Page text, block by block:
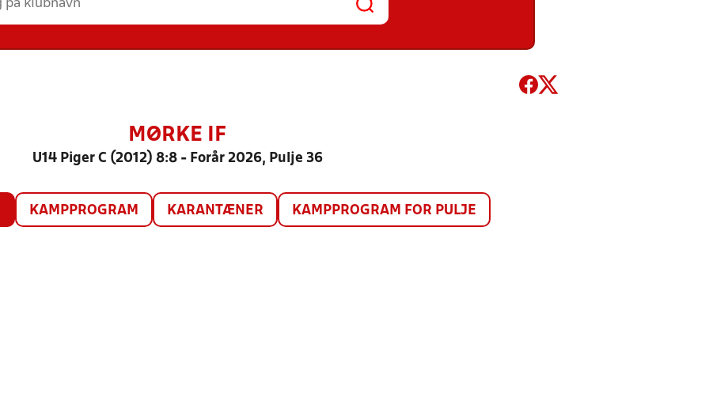
MØRKE IF
U14 Piger C (2012) 8:8 - Forår 2026, Pulje 36
KAMPPROGRAM KARANTÆNER KAMPPROGRAM FOR PULJE